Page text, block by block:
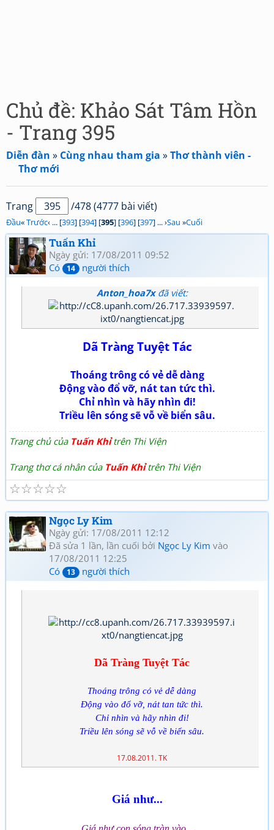
Chủ đề: Khảo Sát Tâm Hồn
- Trang 395
Diễn đàn » Cùng nhau tham gia »Thơ thành viên -
Thơ mới
Trang /478 (4777 bài viết)
Đầu«Trước‹ ... [393] [394] [395] [396] [397] ... ›Sau »Cuối
Tuấn Khỉ
Ngày gửi: 17/08/2011 09:52
Có
14 người thích
Anton_hoa7xđã viết:
Dã Tràng Tuyệt Tác
Thoáng trông có vẻ dễ dàng
Động vào đổ vỡ, nát tan tức thì.
Chỉ nhìn và hãy nhìn đi!
Triều lên sóng sẽ vỗ về biển sâu.
Trang chủ của Tuấn Khỉtrên Thi Viện
Trang thơ cá nhân của Tuấn Khỉtrên Thi Viện
☆
☆
☆
☆
☆
Ngọc Ly Kim
Ngày gửi: 17/08/2011 12:12
Đã sửa 1 lần, lần cuối bởi Ngọc Ly Kim vào
17/08/2011 12:25
Có
13 người thích
Dã Tràng Tuyệt Tác
Thoáng trông có vẻ dễ dàng
Động vào đổ vỡ, nát tan tức thì.
Chỉ nhìn và hãy nhìn đi!
Triều lên sóng sẽ vỗ về biển sâu.
17.08.2011. TK
Giá như...